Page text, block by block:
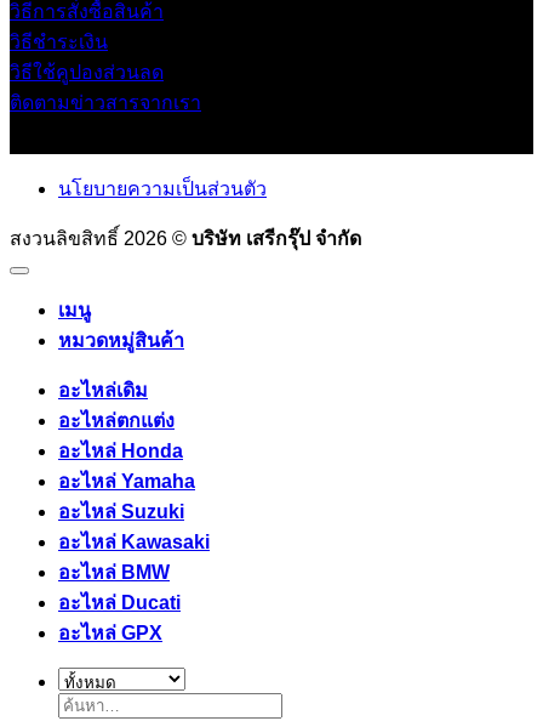
วิธีการสั่งซื้อสินค้า
วิธีชำระเงิน
วิธีใช้คูปองส่วนลด
ติดตามข่าวสารจากเรา
นโยบายความเป็นส่วนตัว
สงวนลิขสิทธิ์ 2026 © บริษัท เสรีกรุ๊ป จำกัด
เมนู
หมวดหมู่สินค้า
อะไหล่เดิม
อะไหล่ตกแต่ง
อะไหล่ Honda
อะไหล่ Yamaha
อะไหล่ Suzuki
อะไหล่ Kawasaki
อะไหล่ BMW
อะไหล่ Ducati
อะไหล่ GPX
ค้นหา: